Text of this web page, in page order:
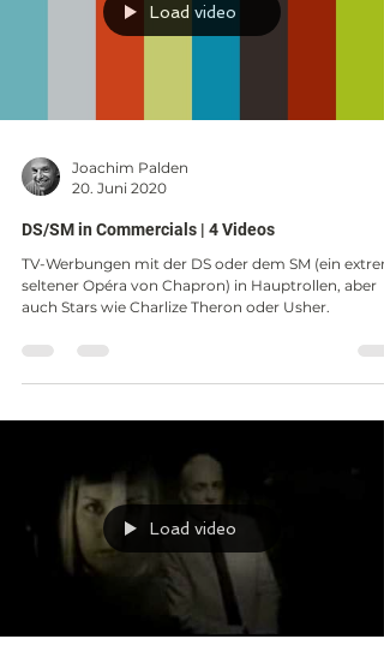
Load video
Joachim Palden
20. Juni 2020
DS/SM in Commercials | 4 Videos
TV-Werbungen mit der DS oder dem SM (ein
seltener Opéra von Chapron) in Hauptrollen, aber
auch Stars wie Charlize Theron oder Usher.
Load video